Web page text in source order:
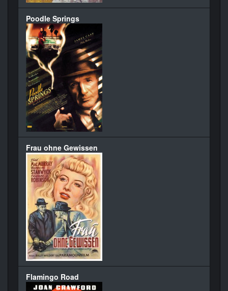
Poodle Springs
Frau ohne Gewissen
Flamingo Road